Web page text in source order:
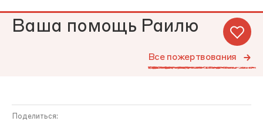
Ваша помощь Раилю
Все пожертвования
Поделиться: